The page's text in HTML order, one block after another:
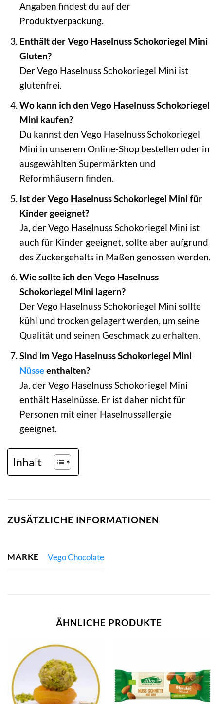
Angaben findest du auf der
Produktverpackung.
Enthält der Vego Haselnuss Schokoriegel Mini
Gluten?
Der Vego Haselnuss Schokoriegel Mini ist
glutenfrei.
Wo kann ich den Vego Haselnuss Schokoriegel
Mini kaufen?
Du kannst den Vego Haselnuss Schokoriegel
Mini in unserem Online-Shop bestellen oder in
ausgewählten Supermärkten und
Reformhäusern finden.
Ist der Vego Haselnuss Schokoriegel Mini für
Kinder geeignet?
Ja, der Vego Haselnuss Schokoriegel Mini ist
auch für Kinder geeignet, sollte aber aufgrund
des Zuckergehalts in Maßen genossen werden.
Wie sollte ich den Vego Haselnuss
Schokoriegel Mini lagern?
Der Vego Haselnuss Schokoriegel Mini sollte
kühl und trocken gelagert werden, um seine
Qualität und seinen Geschmack zu erhalten.
Sind im Vego Haselnuss Schokoriegel Mini
Nüsseenthalten?
Ja, der Vego Haselnuss Schokoriegel Mini
enthält Haselnüsse. Er ist daher nicht für
Personen mit einer Haselnussallergie
geeignet.
Inhalt
ZUSÄTZLICHE INFORMATIONEN
MARKE Vego Chocolate
ÄHNLICHE PRODUKTE